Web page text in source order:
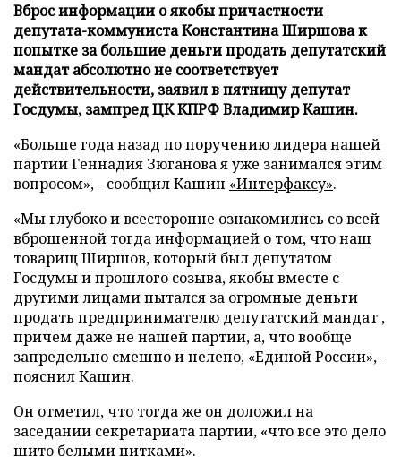
Вброс информации о якобы причастности
депутата-коммуниста Константина Ширшова к
попытке за большие деньги продать депутатский
мандат абсолютно не соответствует
действительности, заявил в пятницу депутат
Госдумы, зампред ЦК КПРФ Владимир Кашин.
«Больше года назад по поручению лидера нашей
партии Геннадия Зюганова я уже занимался этим
вопросом», - сообщил Кашин «Интерфаксу».
«Мы глубоко и всесторонне ознакомились со всей
вброшенной тогда информацией о том, что наш
товарищ Ширшов, который был депутатом
Госдумы и прошлого созыва, якобы вместе с
другими лицами пытался за огромные деньги
продать предпринимателю депутатский мандат ,
причем даже не нашей партии, а, что вообще
запредельно смешно и нелепо, «Единой России», -
пояснил Кашин.
Он отметил, что тогда же он доложил на
заседании секретариата партии, «что все это дело
шито белыми нитками».